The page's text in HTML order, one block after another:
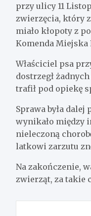
przy ulicy 11
zwierzęcia, który
miało kłopoty z
Komenda Miejska
Właściciel psa
dostrzegł
trafił pod opiekę
Sprawa była
wynikało między
nieleczoną
latkowi zarzutu
Na zakończenie,
zwierząt, za takie